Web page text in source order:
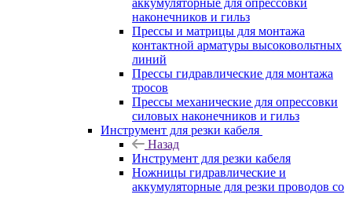
аккумуляторные для опрессовки
наконечников и гильз
Прессы и матрицы для монтажа
контактной арматуры высоковольтных
линий
Прессы гидравлические для монтажа
тросов
Прессы механические для опрессовки
силовых наконечников и гильз
Инструмент для резки кабеля
Назад
Инструмент для резки кабеля
Ножницы гидравлические и
аккумуляторные для резки проводов со